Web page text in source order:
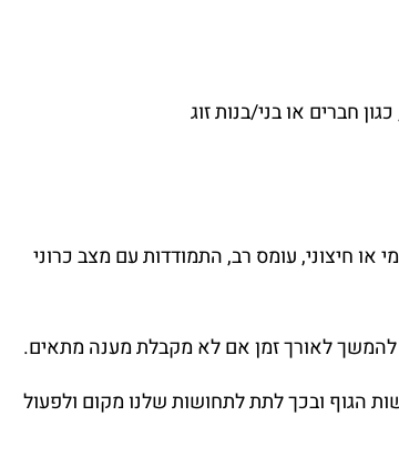
חברים או בני/בנות זוג
או חיצוני, עומס רב, התמודדות עם מצב כרוני
להמשך לאורך זמן אם לא מקבלת מענה מתאים.
הגוף ובכך לתת לתחושות שלנו מקום ולפעול